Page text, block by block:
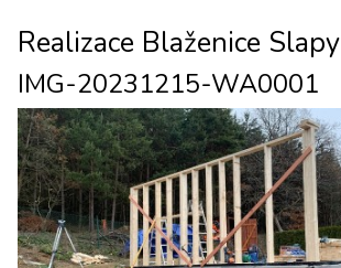
Realizace Blaženice Slapy
IMG-20231215-WA0001